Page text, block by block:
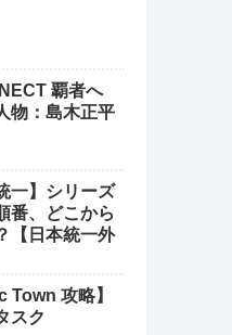
覇者へ
物：島木正平
一】シリーズ
番、どこから
【日本統一外
Town 攻略】
スク